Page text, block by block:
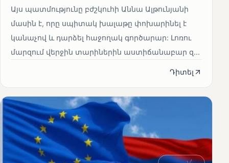
Այս պատմությունը բժշկուհի Աննա Ալթունյանի
մասին է, որը սպիտակ խալաթը փոխարինել է
կանաչով և դարձել հաջողակ գործարար: Լոռու
մարզում վերջին տարիներին աստիճանաբար զ...
Դիտել